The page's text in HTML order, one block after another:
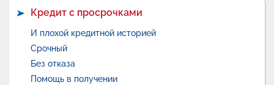
Кредит с просрочками
И плохой кредитной историей
Срочный
Без отказа
Помощь в получении